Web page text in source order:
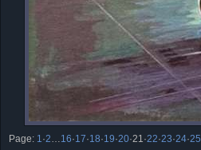
Page: 1 ·2 16·17·18·19·20·21 ·22·23·24·25